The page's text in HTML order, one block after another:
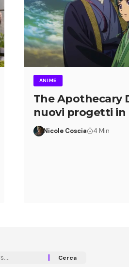
ANIME
The Apothecary
nuovi progetti in
Nicole Coscia 4 Min